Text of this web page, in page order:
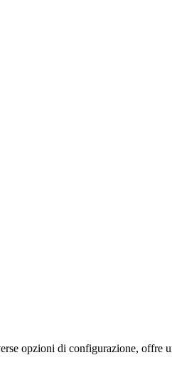
opzioni di configurazione, offre